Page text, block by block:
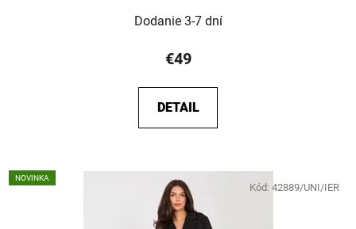
Dodanie 3-7 dní
€49
DETAIL
NOVINKA
Kód: 42889/UNI/IER